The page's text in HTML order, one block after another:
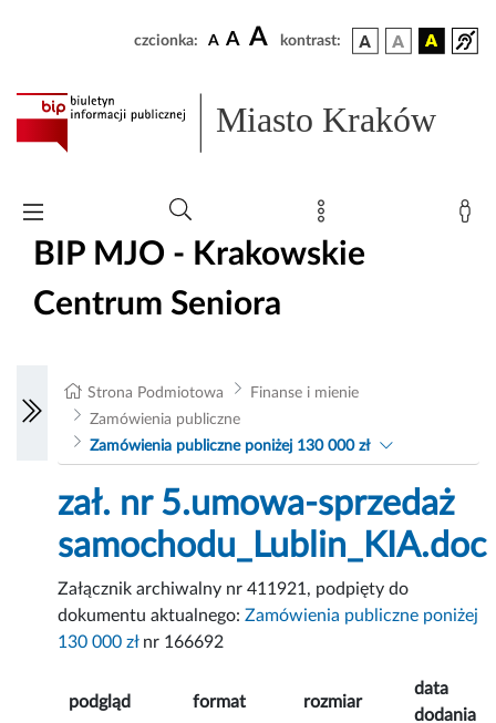
czcionka: A A A kontrast:
Miasto Kraków
BIP MJO - Krakowskie
Centrum Seniora
Strona Podmiotowa
Finanse i mienie
Zamówienia publiczne
Zamówienia publiczne poniżej 130 000 zł
zał. nr 5.umowa-sprzedaż
samochodu_Lublin_KIA.doc
Załącznik archiwalny nr 411921, podpięty do
dokumentu aktualnego:Zamówienia publiczne poniżej
130 000 złnr 166692
podgląd format rozmiar
data
dodania